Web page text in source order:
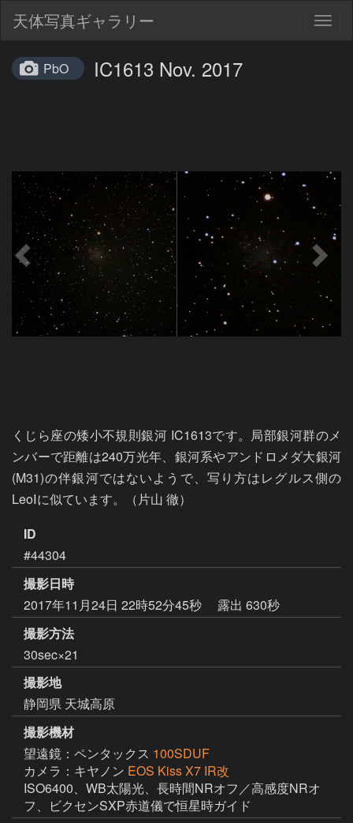
天体写真ギャラリー
PbO IC1613 Nov. 2017
くじら座の矮小不規則銀河 IC1613です。局部銀河群のメ
ンバーで距離は240万光年、銀河系やアンドロメダ大銀河
(M31)の伴銀河ではないようで、写り方はレグルス側の
LeoⅠに似ています。（片山 徹）
ID
#44304
撮影日時
2017年11月24日 22時52分45秒
露出 630秒
撮影方法
30sec×21
撮影地
静岡県 天城高原
撮影機材
望遠鏡：ペンタックス 100SDUF
カメラ：キヤノン EOS Kiss X7 IR改
ISO6400、WB太陽光、長時間NRオフ／高感度NRオ
フ、ビクセンSXP赤道儀で恒星時ガイド